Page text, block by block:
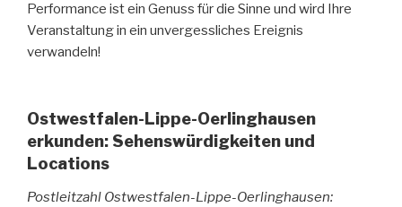
Performance ist ein Genuss für die Sinne und wird Ihre
Veranstaltung in ein unvergessliches Ereignis
verwandeln!
Ostwestfalen-Lippe-Oerlinghausen
erkunden: Sehenswürdigkeiten und
Locations
Postleitzahl Ostwestfalen-Lippe-Oerlinghausen: